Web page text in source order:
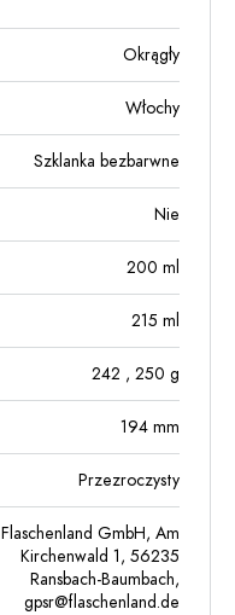
Okrągły
Włochy
Szklanka bezbarwne
Nie
200 ml
215 ml
242 , 250 g
194 mm
Przezroczysty
Flaschenland GmbH, Am
Kirchenwald 1, 56235
Ransbach-Baumbach,
gpsr@flaschenland.de